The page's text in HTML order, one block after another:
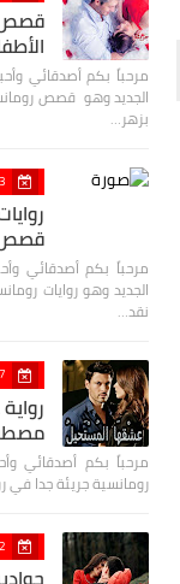
قصص
الجديد وهو قصص
بزهر…
13
قصص
الجديد وهو روايات
نقد…
07
رومانسية جريئة جدا في
02